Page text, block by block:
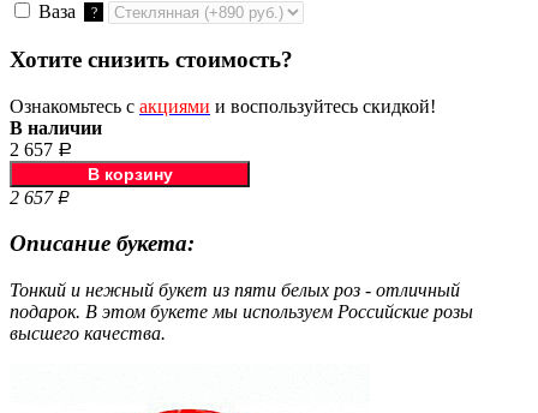
Ваза ?
Хотите снизить стоимость?
Ознакомьтесь с акциями и воспользуйтесь скидкой!
В наличии
2 657 Р
2 657 Р
Описание букета:
Тонкий и нежный букет из пяти белых роз - отличный
подарок. В этом букете мы используем Российские розы
высшего качества.